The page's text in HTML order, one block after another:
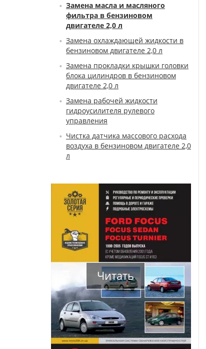
Замена масла и масляного
фильтра в бензиновом
двигателе 2,0 л
Замена охлаждающей жидкости в
бензиновом двигателе 2,0 л
Замена прокладки крышки головки
блока цилиндров в бензиновом
двигателе 2,0 л
Замена рабочей жидкости
гидроусилителя рулевого
управления
Чистка датчика массового расхода
воздуха в бензиновом двигателе 2,0
л
Читать